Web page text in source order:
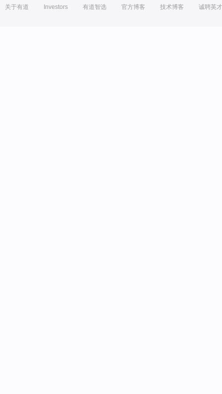
关于有道 Investors 有道智选 官方博客 技术博客 诚聘英才